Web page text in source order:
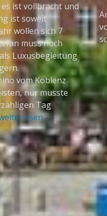
ist vollbracht und
ist soweit
wollen sich 7
muss noch
Luxusbegleitung
vom Koblenz
nur musste
Tag